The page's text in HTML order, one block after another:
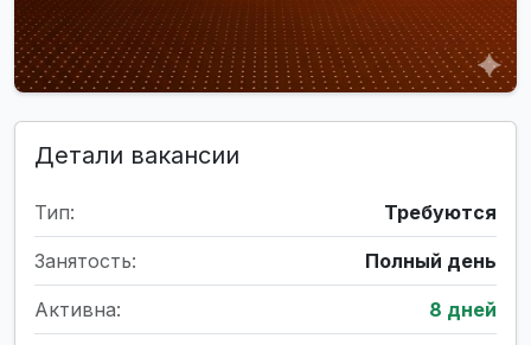
Детали вакансии
Тип: Требуются
Занятость: Полный день
Активна: 8 дней